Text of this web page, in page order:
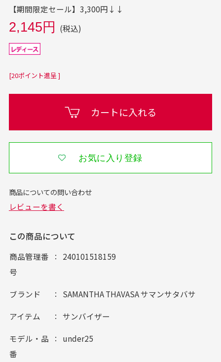
【期間限定セール】3,300円↓↓
2,145円 (税込)
[20ポイント進呈 ]
カートに入れる
お気に入り登録
この商品について
商品管理番
号
240101518159
ブランド SAMANTHA THAVASA サマンサタバサ
アイテム サンバイザー
モデル・品
番
under25